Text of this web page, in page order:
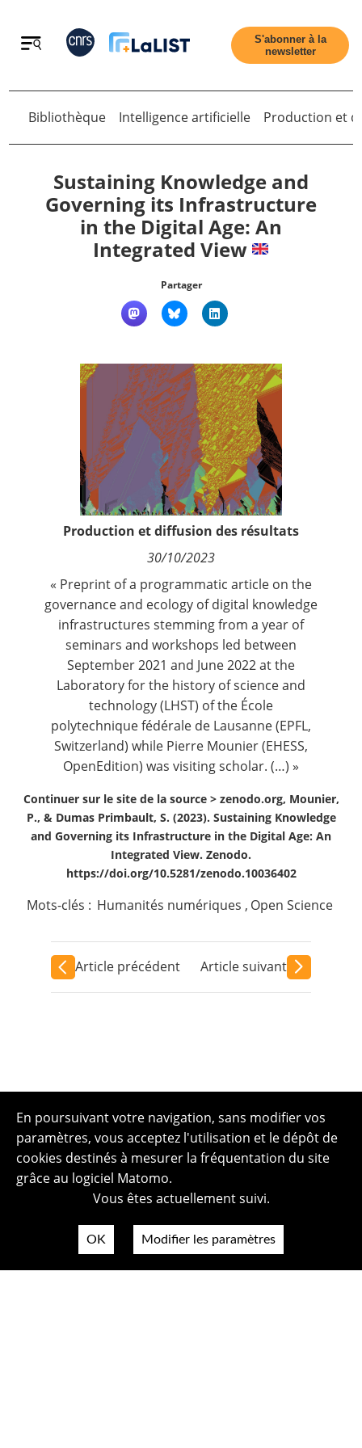
Retour
Qui sommes nous ?
S'abonner à la
newsletter
Retour
Bibliothèque Intelligence artificielle Production et
Sustaining Knowledge and
Governing its Infrastructure
in the Digital Age: An
Integrated View
Partager
Production et diffusion des résultats
30/10/2023
« Preprint of a programmatic article on the
governance and ecology of digital knowledge
infrastructures stemming from a year of
seminars and workshops led between
September 2021 and June 2022 at the
Laboratory for the history of science and
technology (LHST) of the École
polytechnique fédérale de Lausanne (EPFL,
Switzerland) while Pierre Mounier (EHESS,
OpenEdition) was visiting scholar. (…) »
Continuer sur le site de la source > zenodo.org, Mounier,
P., & Dumas Primbault, S. (2023). Sustaining Knowledge
and Governing its Infrastructure in the Digital Age: An
Integrated View. Zenodo.
https://doi.org/10.5281/zenodo.10036402
Mots-clés : Humanités numériques , Open Science
Article précédent Article suivant
En poursuivant votre navigation, sans modifier vos
paramètres, vous acceptez l'utilisation et le dépôt de
cookies destinés à mesurer la fréquentation du site
grâce au logiciel Matomo.
Vous êtes actuellement suivi.
OK Modifier les paramètres